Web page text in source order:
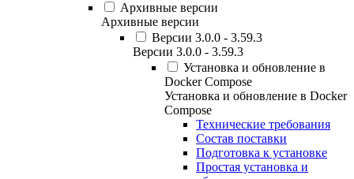
Архивные версии
Архивные версии
Версии 3.0.0 - 3.59.3
Версии 3.0.0 - 3.59.3
Установка и обновление в
Docker Compose
Установка и обновление в Docker
Compose
Технические требования
Состав поставки
Подготовка к установке
Простая установка и